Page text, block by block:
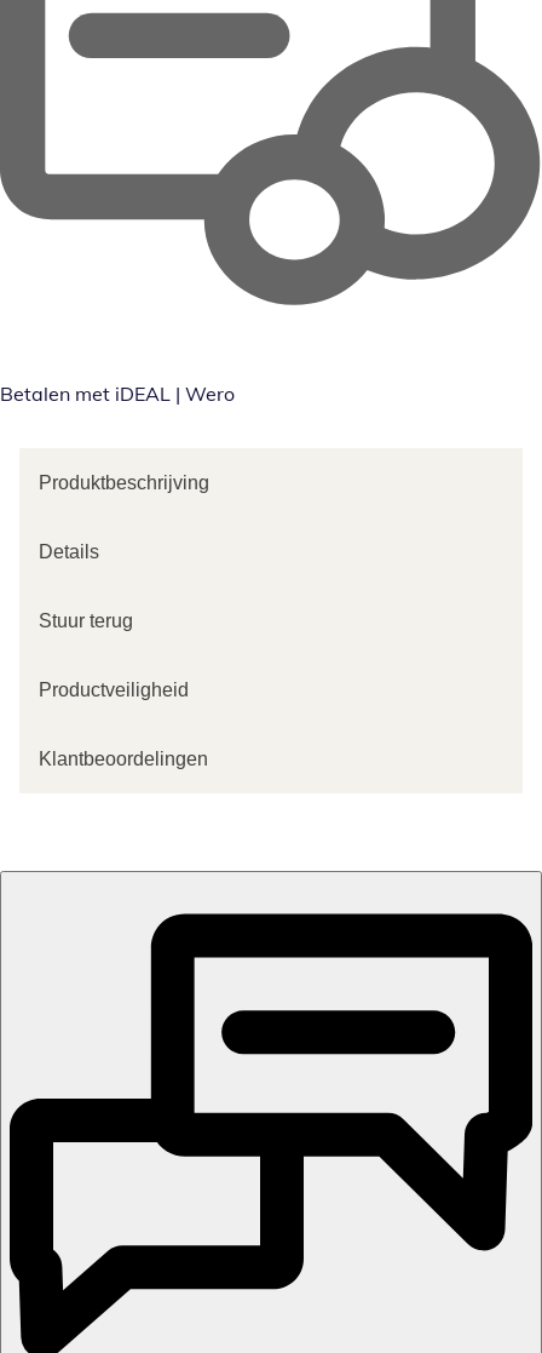
Betalen met iDEAL | Wero
Produktbeschrijving
Details
Stuur terug
Productveiligheid
Klantbeoordelingen